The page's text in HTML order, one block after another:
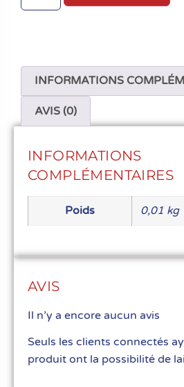
INFORMATIONS
AVIS (0)
INFORMATIONS
COMPLÉMENTAIRES
Poids 0,01 kg
AVIS
Il n’y a encore aucun avis
Seuls les clients connectés
produit ont la possibilité de